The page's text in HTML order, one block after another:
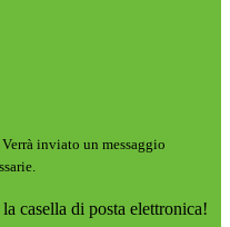
Verrà inviato un messaggio
casella di posta elettronica!